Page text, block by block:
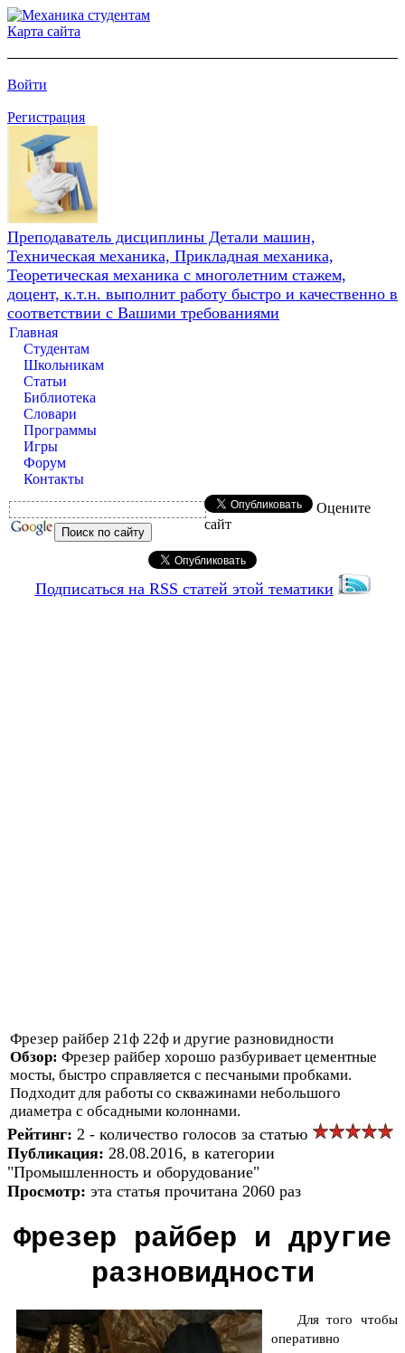
Карта сайта
Войти
Регистрация
Преподаватель дисциплины Детали машин,
Техническая механика, Прикладная механика,
Теоретическая механика с многолетним стажем,
доцент, к.т.н. выполнит работу быстро и качественно в
соответствии с Вашими требованиями
Главная
Студентам
Школьникам
Статьи
Библиотека
Словари
Программы
Игры
Форум
Контакты
Оцените
сайт
Подписаться на RSS статей этой тематики
Фрезер райбер 21ф 22ф и другие разновидности
Обзор: Фрезер райбер хорошо разбуривает цементные
мосты, быстро справляется с песчаными пробками.
Подходит для работы со скважинами небольшого
диаметра с обсадными колоннами.
Рейтинг: 2 - количество голосов за статью
Публикация: 28.08.2016, в категории
"Промышленность и оборудование"
Просмотр: эта статья прочитана 2060 раз
Фрезер райбер и другие
разновидности
Для того чтобы
оперативно